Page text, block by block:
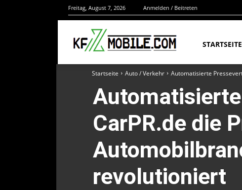
Freitag, August 7, 2026 Anmelden / Beitreten
STARTSEITE
Startseite Auto / Verkehr Automatisierte
CarPR.de die
revolutioniert